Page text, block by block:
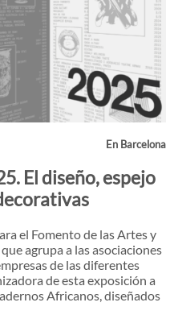
En Barcelona
El diseño, espejo
el Fomento de las Artes y
agrupa a las asociaciones
de las diferentes
de esta exposición a
Africanos, diseñados